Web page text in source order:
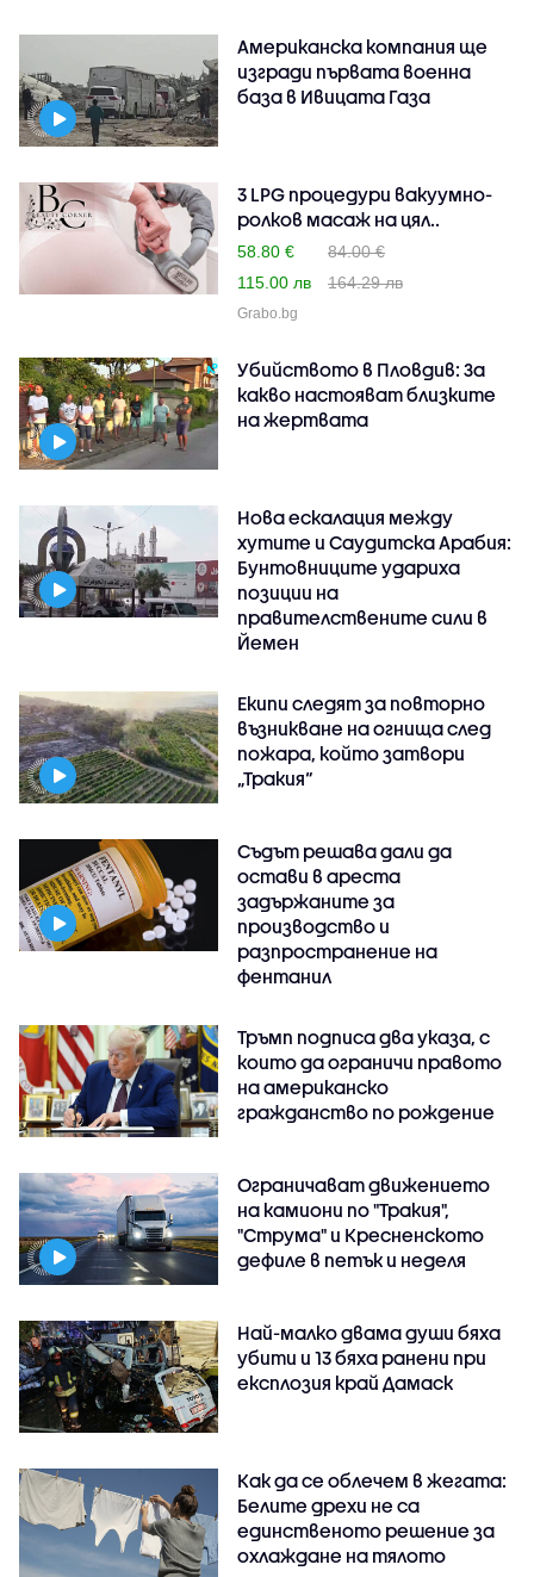
Американска компания ще
изгради първата военна
база в Ивицата Газа
3 LPG процедури вакуумно-
ролков масаж на цял..
58.80 €
84.00 €
115.00 лв
164.29 лв
Grabo.bg
Убийството в Пловдив: За
какво настояват близките
на жертвата
Нова ескалация между
хутите и Саудитска Арабия:
Бунтовниците удариха
позиции на
правителствените сили в
Йемен
Екипи следят за повторно
възникване на огнища след
пожара, който затвори
„Тракия“
Съдът решава дали да
остави в ареста
задържаните за
производство и
разпространение на
фентанил
Тръмп подписа два указа, с
които да ограничи правото
на американско
гражданство по рождение
Ограничават движението
на камиони по "Тракия",
"Струма" и Кресненското
дефиле в петък и неделя
Най-малко двама души бяха
убити и 13 бяха ранени при
експлозия край Дамаск
Как да се облечем в жегата:
Белите дрехи не са
единственото решение за
охлаждане на тялото